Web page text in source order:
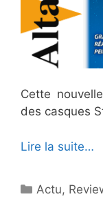
Cette
des casques
Lire la suite…
Catégories
Actu,